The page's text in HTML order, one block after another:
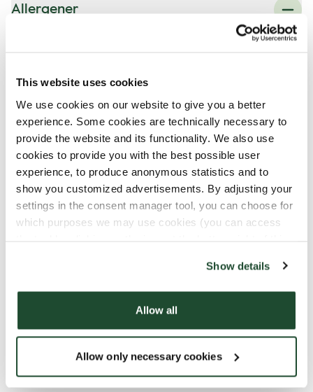
This website uses cookies
We use cookies on our website to give you a better
experience. Some cookies are technically necessary to
provide the website and its functionality. We also use
cookies to provide you with the best possible user
experience, to produce anonymous statistics and to
show you customized advertisements. By adjusting your
settings in the consent manager tool, you can choose for
which purposes we may use cookies (you can access
Show details
Allow all
Allow only necessary cookies
Allergener
Mandler
Kan inneholde spor av
Hasselnøtter
Melk
Pekannøtter